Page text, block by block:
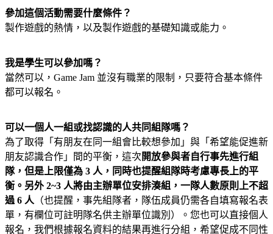
參加這個活動需要什麼條件？
製作遊戲的熱情，以及製作遊戲的基礎知識或能力。
我是學生可以參加嗎？
當然可以，Game Jam 並沒有職業的限制，只要符合基本條件
都可以報名。
可以一個人一組或找認識的人共同組隊嗎？
為了取得「有朋友在同一組會比較想參加」與「希望能促進新
朋友認識合作」間的平衡，這次 開放參與者自行事先進行組
隊，但是上限僅為 3 人，同時也提醒組隊時考慮專長上的平
衡。另外 2~3 人將由主辦單位安排湊組，一隊人數原則上不超
過 6 人 （也提醒， 事先組隊者，隊伍成員仍需各自填寫報名表
單，有欄位可註明隊名供主辦單位識別 ）。您也可以直接個人
報名，我們根據報名資料的結果再進行分組，希望促成不同性